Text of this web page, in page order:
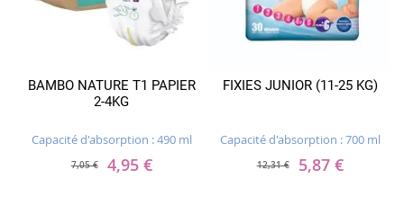
BAMBO NATURE T1 PAPIER
2-4KG
Capacité d'absorption : 490 ml
7,05 € 4,95 €
FIXIES JUNIOR (11-25 KG)
Capacité d'absorption : 700 ml
12,31 € 5,87 €